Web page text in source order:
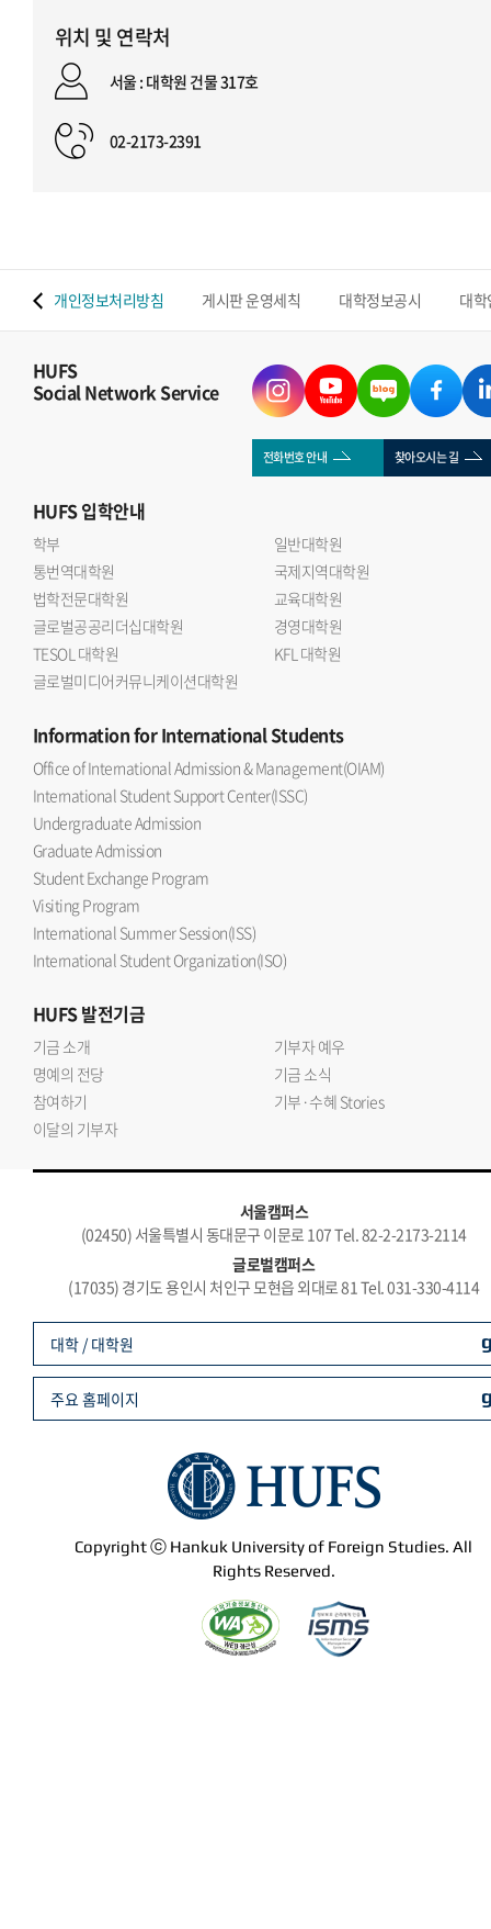
위치 및 연락처
서울 : 대학원 건물 317호
02-2173-2391
개인정보처리방침 게시판 운영세칙 대학정보공시 대
HUFS
Social Network Service
전화번호 안내 찾아오시는 길
HUFS입학안내
학부
일반대학원
통번역대학원
국제지역대학원
법학전문대학원
교육대학원
글로벌공공리더십대학원
경영대학원
TESOL 대학원
KFL 대학원
글로벌미디어커뮤니케이션대학원
Informationfor International Students
Office of International Admission & Management(OIAM)
International Student Support Center(ISSC)
Undergraduate Admission
Graduate Admission
Student Exchange Program
Visiting Program
International Summer Session(ISS)
International Student Organization(ISO)
HUFS발전기금
기금 소개
기부자 예우
명예의 전당
기금 소식
참여하기
기부·수혜 Stories
이달의 기부자
서울캠퍼스
(02450) 서울특별시 동대문구 이문로 107 Tel. 82-2-2173-2114
글로벌캠퍼스
(17035) 경기도 용인시 처인구 모현읍 외대로 81 Tel. 031-330-4114
Copyright ⓒ Hankuk University of Foreign Studies. All
Rights Reserved.
대학 / 대학원
주요 홈페이지